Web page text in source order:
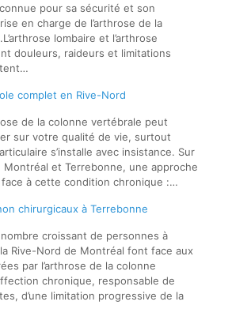
pour sa sécurité et son
en charge de l’arthrose de la
lombaire et l’arthrose
douleurs, raideurs et limitations
complet en Rive-Nord
de la colonne vertébrale peut
sur votre qualité de vie, surtout
s’installe avec insistance. Sur
Montréal et Terrebonne, une approche
face à cette condition chronique :…
chirurgicaux à Terrebonne
croissant de personnes à
Rive-Nord de Montréal font face aux
par l’arthrose de la colonne
chronique, responsable de
d’une limitation progressive de la